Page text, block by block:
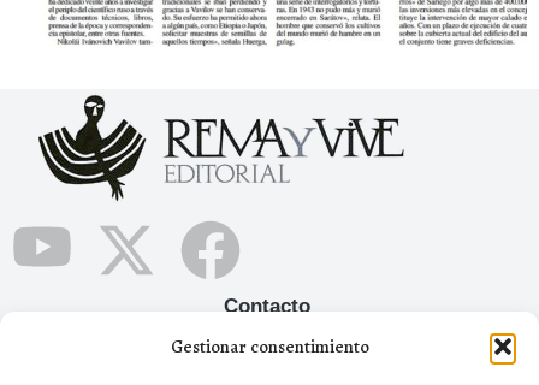
Gestionar consentimiento
Contacto
+34 665 12 05 90